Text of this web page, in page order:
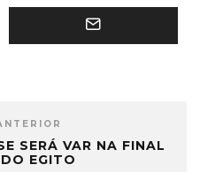
SERÁ VAR NA FINAL
EGITO